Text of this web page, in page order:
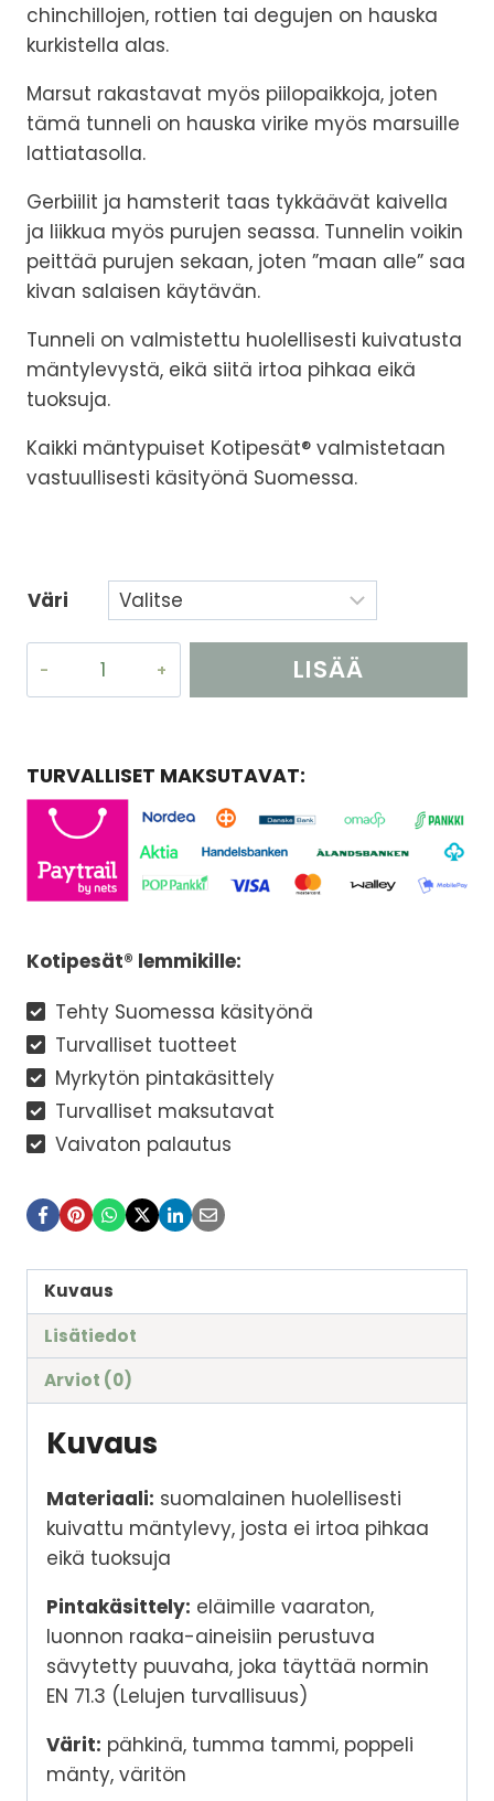
chinchillojen, rottien tai degujen on hauska
kurkistella alas.
Marsut rakastavat myös piilopaikkoja, joten
tämä tunneli on hauska virike myös marsuille
lattiatasolla.
Gerbiilit ja hamsterit taas tykkäävät kaivella
ja liikkua myös purujen seassa. Tunnelin voikin
peittää purujen sekaan, joten ”maan alle” saa
kivan salaisen käytävän.
Tunneli on valmistettu huolellisesti kuivatusta
mäntylevystä, eikä siitä irtoa pihkaa eikä
tuoksuja.
Kaikki mäntypuiset Kotipesät® valmistetaan
vastuullisesti käsityönä Suomessa.
Väri
määrä
LISÄÄ
TURVALLISET MAKSUTAVAT:
Kotipesät® lemmikille:
Tehty Suomessa käsityönä
Turvalliset tuotteet
Myrkytön pintakäsittely
Turvalliset maksutavat
Vaivaton palautus
Kuvaus
Lisätiedot
Arviot (0)
Kuvaus
Materiaali: suomalainen huolellisesti
kuivattu mäntylevy, josta ei irtoa pihkaa
eikä tuoksuja
Pintakäsittely: eläimille vaaraton,
luonnon raaka-aineisiin perustuva
sävytetty puuvaha, joka täyttää normin
EN 71.3 (Lelujen turvallisuus)
Värit: pähkinä, tumma tammi, poppeli
mänty, väritön